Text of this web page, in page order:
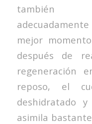
también
mejor
después de
regeneración
reposo, el
deshidratado
asimila